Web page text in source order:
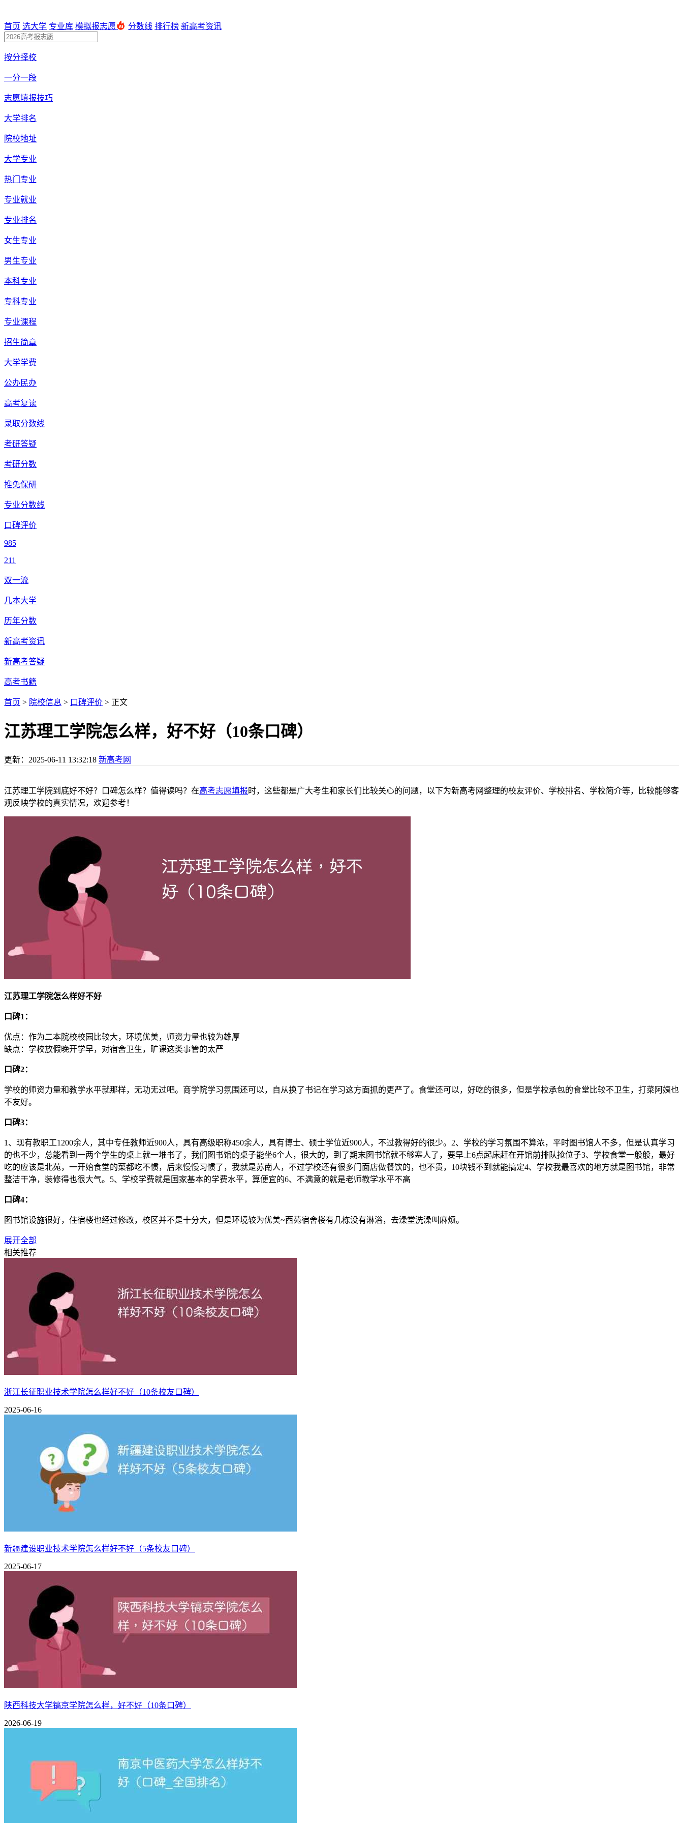
首页 选大学 专业库 模拟报志愿 分数线 排行榜 新高考资讯
按分择校
一分一段
志愿填报技巧
大学排名
院校地址
大学专业
热门专业
专业就业
专业排名
女生专业
男生专业
本科专业
专科专业
专业课程
招生简章
大学学费
公办民办
高考复读
录取分数线
考研答疑
考研分数
推免保研
专业分数线
口碑评价
985
211
双一流
几本大学
历年分数
新高考资讯
新高考答疑
高考书籍
首页 > 院校信息 > 口碑评价 > 正文
江苏理工学院怎么样，好不好（10条口碑）
更新： 2025-06-11 13:32:18 新高考网
江苏理工学院到底好不好？口碑怎么样？值得读吗？在高考志愿填报时，这些都是广大考生和家长们比较关心的问题，以下为新高考网整理的校友评价、学校排名、学校简介等，比较能够客
观反映学校的真实情况，欢迎参考！
江苏理工学院怎么样好不好
口碑1：
优点：作为二本院校校园比较大，环境优美，师资力量也较为雄厚
缺点：学校放假晚开学早，对宿舍卫生，旷课这类事管的太严
口碑2：
学校的师资力量和教学水平就那样，无功无过吧。商学院学习氛围还可以，自从换了书记在学习这方面抓的更严了。食堂还可以，好吃的很多，但是学校承包的食堂比较不卫生，打菜阿姨也
不友好。
口碑3：
1、现有教职工1200余人，其中专任教师近900人，具有高级职称450余人，具有博士、硕士学位近900人，不过教得好的很少。2、学校的学习氛围不算浓，平时图书馆人不多，但是认真学习
的也不少，总能看到一两个学生的桌上就一堆书了，我们图书馆的桌子能坐6个人，很大的，到了期末图书馆就不够塞人了，要早上6点起床赶在开馆前排队抢位子3、学校食堂一般般，最好
吃的应该是北苑，一开始食堂的菜都吃不惯，后来慢慢习惯了，我就是苏南人，不过学校还有很多门面店做餐饮的，也不贵，10块钱不到就能搞定4、学校我最喜欢的地方就是图书馆，非常
整洁干净，装修得也很大气。5、学校学费就是国家基本的学费水平，算便宜的6、不满意的就是老师教学水平不高
口碑4：
图书馆设施很好，住宿楼也经过修改，校区并不是十分大，但是环境较为优美~西苑宿舍楼有几栋没有淋浴，去澡堂洗澡叫麻烦。
口碑5：
学校对学生要求严格，对学生毕业要求较高。平时期末考试严格且重视诚信，对各门功课要求也高。学习氛围浓！对外交流机会较多，主要看自己想不想或有无条件。重视技能训练和技能大
赛。有许多实操课
江苏理工学院（Jiangsu University of Technology）坐落在江南历史文化古城、美丽富饶的长三角腹地——江苏省常州市。学校创建于1984年，是以工为主，理、经、管、艺、教、文、法等多
学科协调发展，具有鲜明特色的省属普通本科院校。
口碑7：
学校风景很美，学生真的超级朴实，打印什么的都是自己付钱就行了，不锁车子从来不会被偷。缺点为啥第一年让我们女生住男生宿舍，又破，整栋楼几百个学生就一个打水的热水壶！ 宿
管阿姨有些没素质。
学校附近环境不错，师资力量和教学水平也不错，学习氛围挺好，学校的图书馆超级豪华，是常州最好的，在整个江苏也是排的上名次的，学校食堂不怎么样，比较好的是西苑的食堂，妹子
以上只是部分网友的评价，对于江苏理工学院怎么样好不好，相信已经有了初步判断~
最后祝大家能考上心仪的大学！
江苏理工学院全国排名
根据校友会排行榜数据看，江苏理工学院全国排名第323位，在软科大学排行榜中排名第317位，在武书连大学排行榜中排名第422位，在录取难易度大学排行榜中排名第572位。
院校 排行榜 所在地 类型
办学层次
江苏理工学院 校友会 江苏 常州市
江苏理工学院
武书连 422
详见：江苏理工学院排名全国第几名（2022-2025最新）
江苏理工学院简介：
单位、全国首批职教师资培养培训重点建设基地和江苏省首批决策咨询重点研究基地。
学校深入实施新时代本科教育质量提升行动计划，人才培养体系健全，坚持“以人为本、注重能力、分型培养、全面发展”的人才培养理念，自主培养质量不断提高。学校获得国家级教学成果
奖3项、省级教学成果奖20多项。现有国家和省级人才培养平台（项目）29个（项），国家一流（精品）课程9门，江苏省一流课程、课程思政示范课程、产教融合型课程、规划（重点）教材
等省级项目136个（门、部）。学生在中国“互联网+”大学生创新创业大赛、“挑战杯”全国大学生课外学术科技作品竞赛、“挑战杯”中国大学生创业计划竞赛、全国大学生数学建模竞赛、全国
展开全部
相关推荐
浙江长征职业技术学院怎么样好不好（10条校友口碑）
2025-06-16
新疆建设职业技术学院怎么样好不好（5条校友口碑）
2025-06-17
陕西科技大学镐京学院怎么样，好不好（10条口碑）
2026-06-19